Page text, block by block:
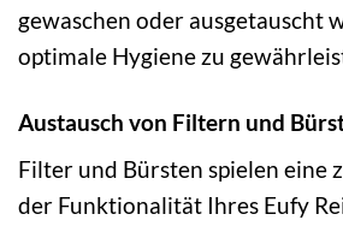
gewaschen oder ausgetauscht
optimale Hygiene zu
Austausch von Filtern und
Filter und Bürsten spielen eine
der Funktionalität Ihres Eufy